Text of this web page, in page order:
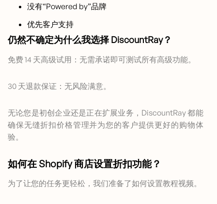
没有“Powered by”品牌
优先客户支持
仍然不确定为什么我选择 DiscountRay？
免费 14 天高级试用：无需承诺即可测试所有高级功能。
30 天退款保证：无风险满意。
无论您是初创企业还是正在扩展业务，DiscountRay 都能
确保无缝折扣价格管理并为您的客户提供更好的购物体
验。
如何在 Shopify 商店设置折扣功能？
为了让您的任务更轻松，我们准备了如何设置教程视频。